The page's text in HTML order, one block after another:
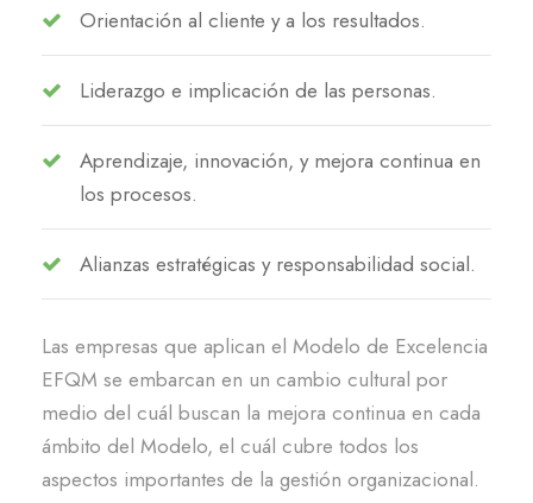
Orientación al cliente y a los resultados.
Liderazgo e implicación de las personas.
Aprendizaje, innovación, y mejora continua en
los procesos.
Alianzas estratégicas y responsabilidad social.
Las empresas que aplican el Modelo de Excelencia
EFQM se embarcan en un cambio cultural por
medio del cuál buscan la mejora continua en cada
ámbito del Modelo, el cuál cubre todos los
aspectos importantes de la gestión organizacional.